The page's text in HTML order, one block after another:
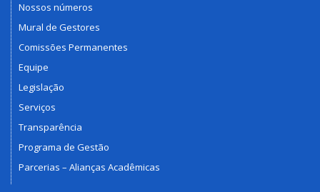
Nossos números
Mural de Gestores
Comissões Permanentes
Equipe
Legislação
Serviços
Transparência
Programa de Gestão
Parcerias – Alianças Acadêmicas